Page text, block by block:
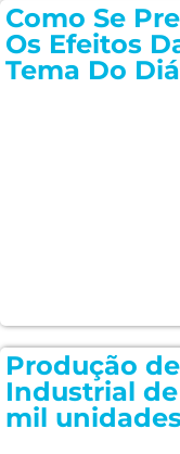
Como Se
Os Efeitos
Tema Do
Produção
Industrial
mil